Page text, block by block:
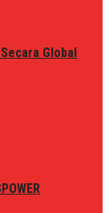
Global
POWER